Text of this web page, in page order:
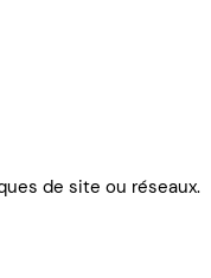
de site ou réseaux.